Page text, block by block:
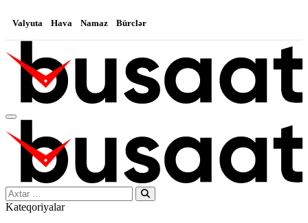
Valyuta Hava Namaz Bürclər
Search…
Kateqoriyalar